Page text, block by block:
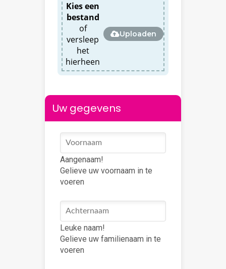
Kies een
bestand
of
versleep
het
hierheen
Uploaden
Uw gegevens
Aangenaam!
Gelieve uw voornaam in te
voeren
Leuke naam!
Gelieve uw familienaam in te
voeren